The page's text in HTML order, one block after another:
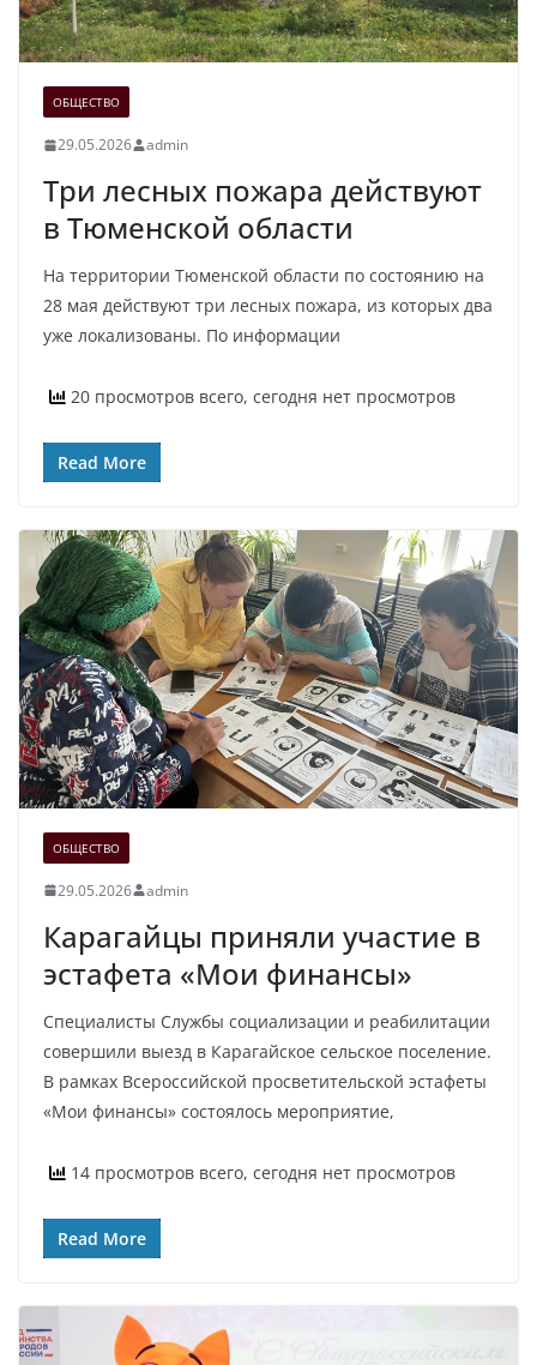
ОБЩЕСТВО
29.05.2026 admin
Три лесных пожара действуют
в Тюменской области
На территории Тюменской области по состоянию на
28 мая действуют три лесных пожара, из которых два
уже локализованы. По информации
20 просмотров всего, сегодня нет просмотров
Read More
ОБЩЕСТВО
29.05.2026 admin
Карагайцы приняли участие в
эстафета «Мои финансы»
Специалисты Службы социализации и реабилитации
совершили выезд в Карагайское сельское поселение.
В рамках Всероссийской просветительской эстафеты
«Мои финансы» состоялось мероприятие,
14 просмотров всего, сегодня нет просмотров
Read More